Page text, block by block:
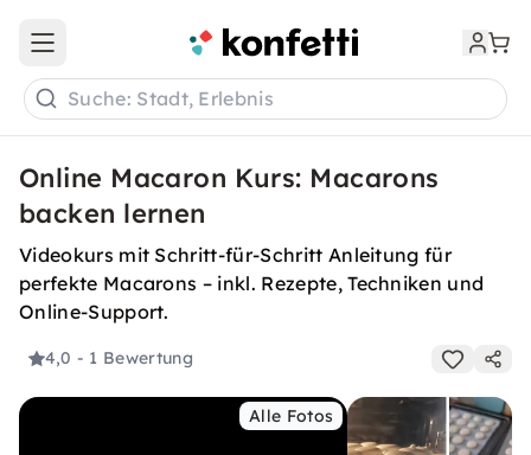
Open main menu
Suche: Stadt, Erlebnis
Online Macaron Kurs: Macarons
backen lernen
Videokurs mit Schritt-für-Schritt Anleitung für
perfekte Macarons – inkl. Rezepte, Techniken und
Online-Support.
4,0 - 1 Bewertung
Alle Fotos